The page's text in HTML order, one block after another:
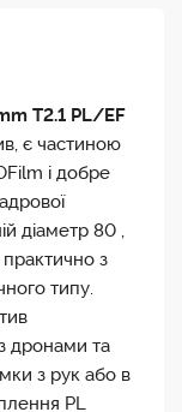
T2.1 PL/EF
є частиною
і добре
діаметр 80 ,
з
типу.
дронами та
з рук або в
PL